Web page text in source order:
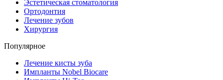
Эстетическая стоматология
Ортодонтия
Лечение зубов
Хирургия
Популярное
Лечение кисты зуба
Импланты Nobel Biocare